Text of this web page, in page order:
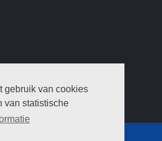
gebruik van cookies
van statistische